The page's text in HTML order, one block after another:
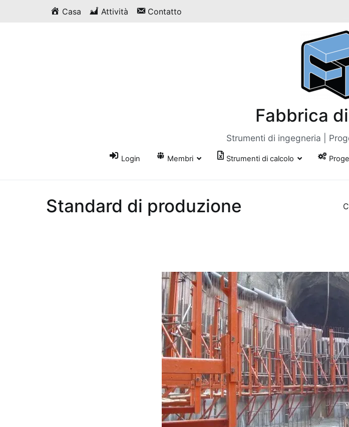
Casa Attività Contatto
Fabbrica
Strumenti di ingegneria |
Login Membri Strumenti di calcolo
Standard di produzione